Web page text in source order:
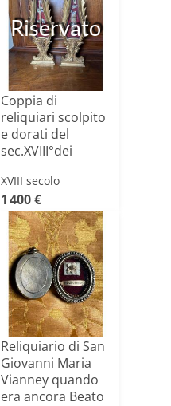
Riservato
Coppia di
reliquiari scolpito
e dorati del
sec.XVIII°dei
XVIII secolo
1 400 €
Reliquiario di San
Giovanni Maria
Vianney quando
era ancora Beato